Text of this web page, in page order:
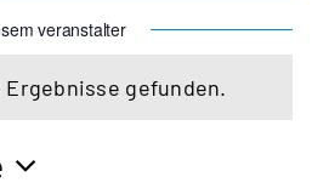
veranstalter
gefunden.